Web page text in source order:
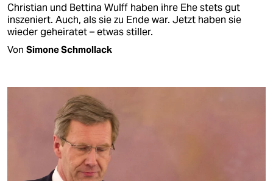
Christian und Bettina Wulff haben ihre Ehe stets gut
inszeniert. Auch, als sie zu Ende war. Jetzt haben sie
wieder geheiratet – etwas stiller.
Von Simone Schmollack